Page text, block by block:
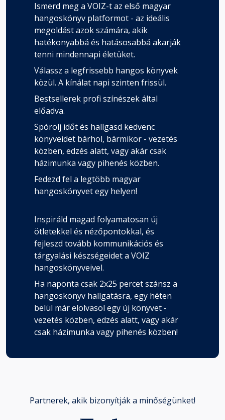
Ismerd meg a VOIZ-t az első magyar
hangoskönyv platformot - az ideális
megoldást azok számára, akik
hatékonyabbá és hatásosabbá akarják
tenni mindennapi életüket.
Válassz a legfrissebb hangos könyvek
közül. A kínálat napi szinten frissül.
Bestsellerek profi színészek által
előadva.
Spórolj időt és hallgasd kedvenc
könyveidet bárhol, bármikor - vezetés
közben, edzés alatt, vagy akár csak
házimunka vagy pihenés közben.
Fedezd fel a legtöbb magyar
hangoskönyvet egy helyen!
Inspiráld magad folyamatosan új
ötletekkel és nézőpontokkal, és
fejleszd tovább kommunikációs és
tárgyalási készségeidet a VOIZ
hangoskönyveivel.
Ha naponta csak 2x25 percet szánsz a
hangoskönyv hallgatásra, egy héten
belül már elolvasol egy új könyvet -
vezetés közben, edzés alatt, vagy akár
csak házimunka vagy pihenés közben!
Partnerek, akik bizonyítják a minőségünket!